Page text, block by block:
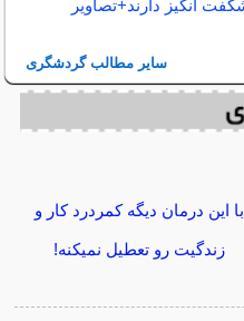
سایر مطالب گردشگری
با این درمان دیگه کمردرد کار و
زندگیت رو تعطیل نمیکنه!